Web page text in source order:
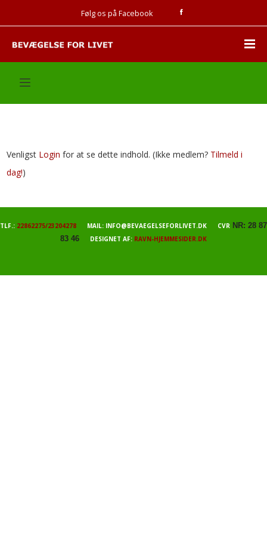
Følg os på Facebook
Venligst Login for at se dette indhold.(Ikke medlem? Tilmeld i
dag!)
TLF.: 22862275/23204278 MAIL: INFO@BEVAEGELSEFORLIVET.DK CVR NR: 28 87
83 46 DESIGNET AF: RAVN-HJEMMESIDER.DK